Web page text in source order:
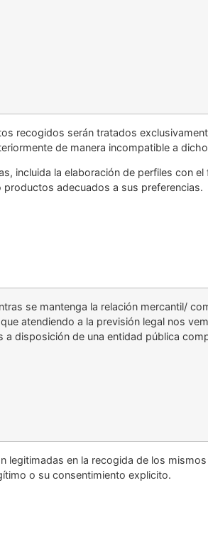
recogidos serán tratados
de manera incompatible a
incluida la elaboración de perfiles con el
adecuados a sus preferencias.
se mantenga la relación mercantil/
atendiendo a la previsión legal nos
disposición de una entidad pública
legitimadas en la recogida de los
o su consentimiento explicito.